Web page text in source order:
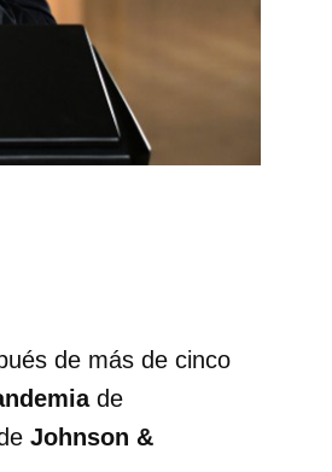
de más de cinco
de
Johnson &